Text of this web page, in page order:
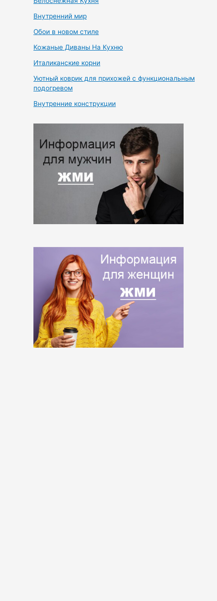
Внутренний мир
Обои в новом стиле
Кожаные Диваны На Кухню
Италиканские корни
Уютный коврик для прихожей с функциональным
подогревом
Внутренние конструкции